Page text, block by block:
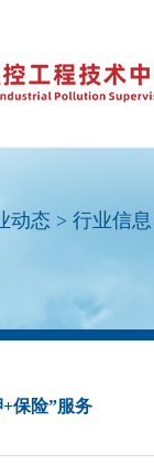
动态 > 行业信息
保险”服务